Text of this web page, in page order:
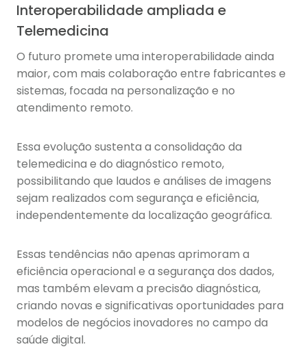
Interoperabilidade ampliada e
Telemedicina
O futuro promete uma interoperabilidade ainda
maior, com mais colaboração entre fabricantes e
sistemas, focada na personalização e no
atendimento remoto.
Essa evolução sustenta a consolidação da
telemedicina e do diagnóstico remoto,
possibilitando que laudos e análises de imagens
sejam realizados com segurança e eficiência,
independentemente da localização geográfica.
Essas tendências não apenas aprimoram a
eficiência operacional e a segurança dos dados,
mas também elevam a precisão diagnóstica,
criando novas e significativas oportunidades para
modelos de negócios inovadores no campo da
saúde digital.